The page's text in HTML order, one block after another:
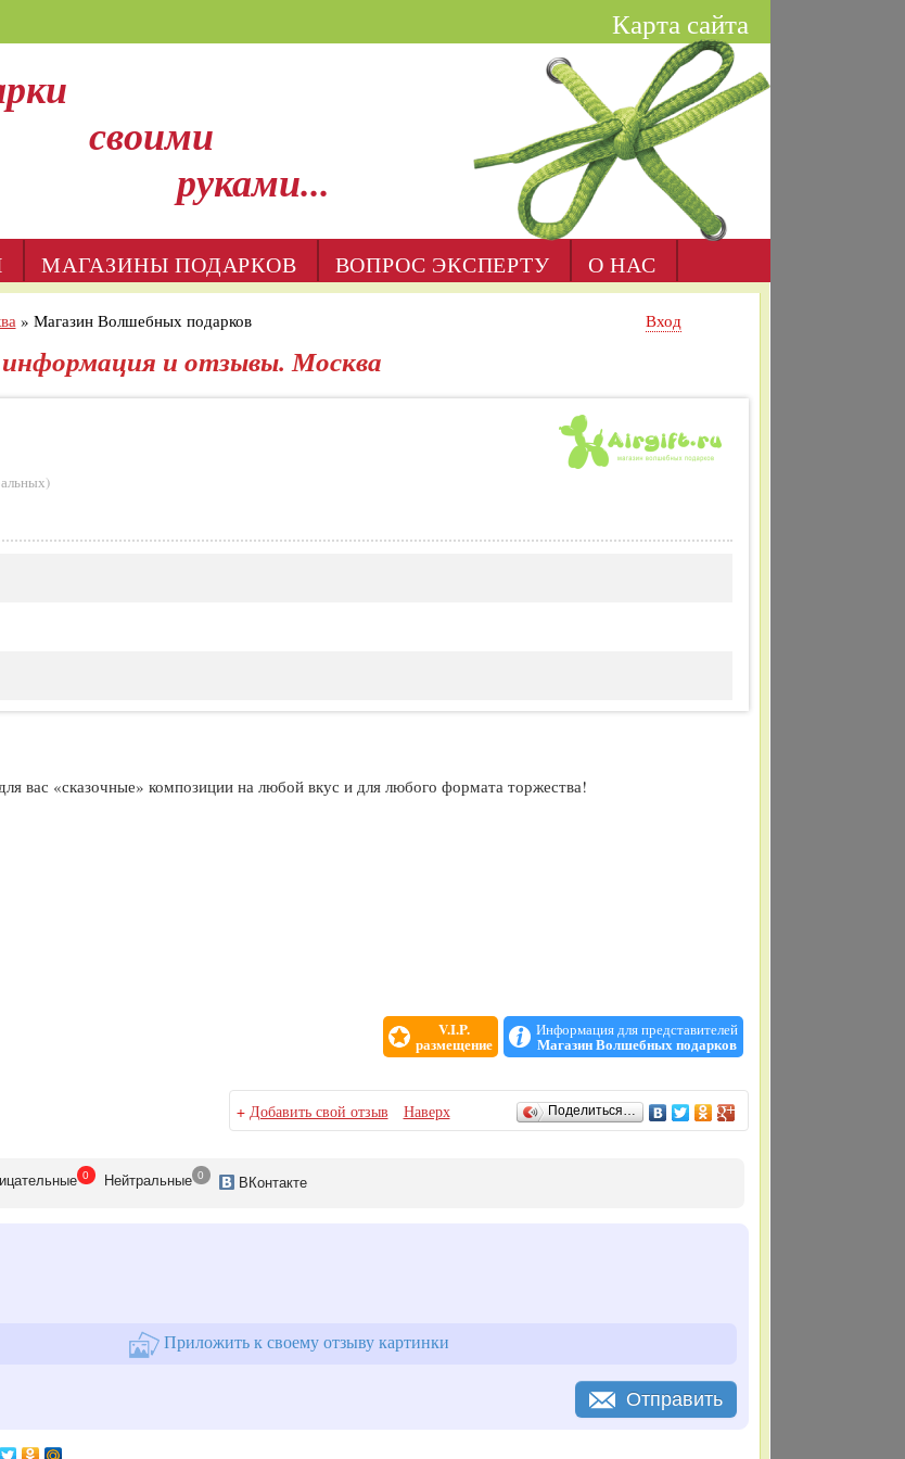
Карта сайта
своими
руками...
МАГАЗИНЫ ПОДАРКОВ ВОПРОС ЭКСПЕРТУ О НАС
» Магазин Волшебных подарков Вход
и отзывы. Москва
)
вас «сказочные» композиции на любой вкус и для любого формата торжества!
V.I.P.
размещение
Информация для представителей
Магазин Волшебных подарков
+ Добавить свой отзыв Наверх Поделиться…
0 Нейтральные 0 ВКонтакте
Приложить к своему отзыву картинки
Отправить